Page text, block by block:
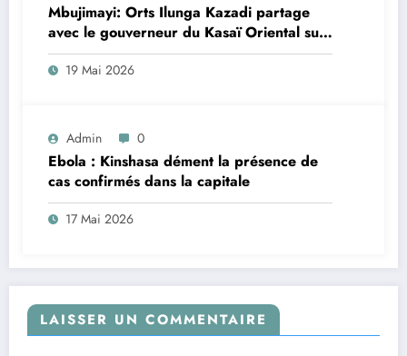
Mbujimayi: Orts Ilunga Kazadi partage
avec le gouverneur du Kasaï Oriental sur
le changement de la constitution
19 Mai 2026
Admin 0
Ebola : Kinshasa dément la présence de
cas confirmés dans la capitale
17 Mai 2026
LAISSER UN COMMENTAIRE